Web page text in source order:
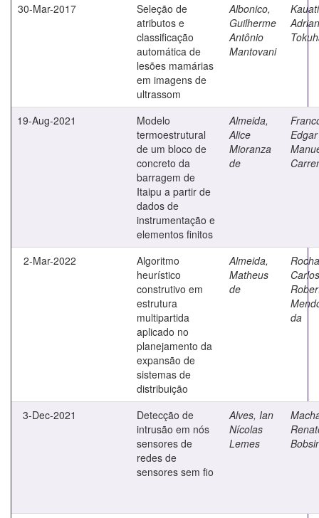
30-Mar-2017
Seleção de
atributos e
classificação
automática de
lesões mamárias
em imagens de
ultrassom
Albonico,
Guilherme
Antônio
Mantovani
19-Aug-2021
Modelo
termoestrutural
de um bloco de
concreto da
barragem de
Itaipu a partir de
dados de
instrumentação e
elementos finitos
Almeida,
Alice
Mioranza
de
Edgar
2-Mar-2022
Algoritmo
heurístico
construtivo em
estrutura
multipartida
aplicado no
planejamento da
expansão de
sistemas de
distribuição
Almeida,
Matheus
de
Carlos
da
3-Dec-2021
Detecção de
intrusão em nós
sensores de
redes de
sensores sem fio
Alves, Ian
Nícolas
Lemes